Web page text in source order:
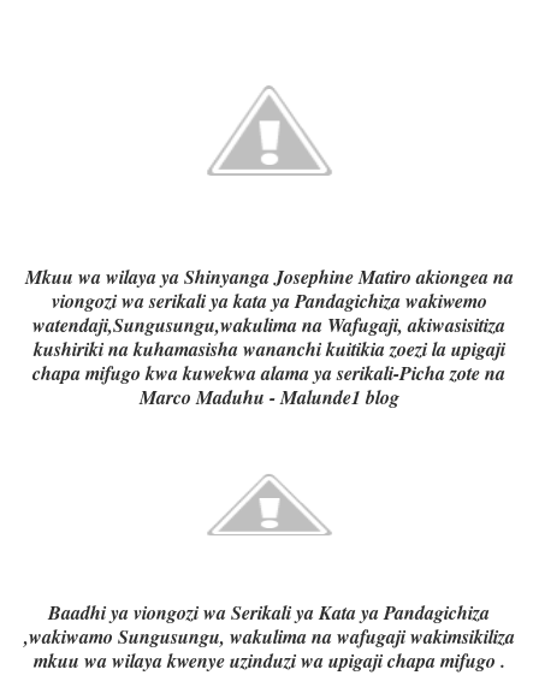
Mkuu wa wilaya ya Shinyanga Josephine Matiro akiongea na
viongozi wa serikali ya kata ya Pandagichiza wakiwemo
watendaji,Sungusungu,wakulima na Wafugaji, akiwasisitiza
kushiriki na kuhamasisha wananchi kuitikia zoezi la upigaji
chapa mifugo kwa kuwekwa alama ya serikali-Picha zote na
Marco Maduhu - Malunde1 blog
Baadhi ya viongozi wa Serikali ya Kata ya Pandagichiza
,wakiwamo Sungusungu, wakulima na wafugaji wakimsikiliza
mkuu wa wilaya kwenye uzinduzi wa upigaji chapa mifugo .